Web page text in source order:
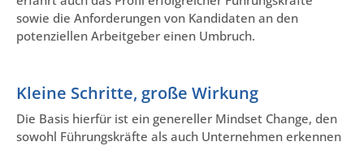
sowie die Anforderungen von Kandidaten an den
potenziellen Arbeitgeber einen Umbruch.
Kleine Schritte, große Wirkung
Die Basis hierfür ist ein genereller Mindset Change, den
sowohl Führungskräfte als auch Unternehmen erkennen